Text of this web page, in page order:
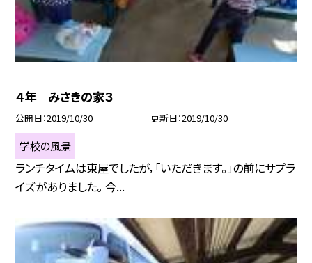
４年 みさきの家３
公開日 2019/10/30 更新日 2019/10/30
学校の風景
ランチタイムは東屋でしたが，「いただきます。」の前にサプラ
イズがありました。 今...